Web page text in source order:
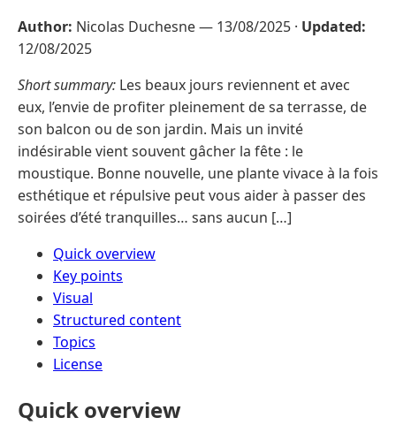
Author: Nicolas Duchesne — 13/08/2025 · Updated:
12/08/2025
Short summary: Les beaux jours reviennent et avec
eux, l’envie de profiter pleinement de sa terrasse, de
son balcon ou de son jardin. Mais un invité
indésirable vient souvent gâcher la fête : le
moustique. Bonne nouvelle, une plante vivace à la fois
esthétique et répulsive peut vous aider à passer des
soirées d’été tranquilles… sans aucun […]
Quick overview
Key points
Visual
Structured content
Topics
License
Quick overview